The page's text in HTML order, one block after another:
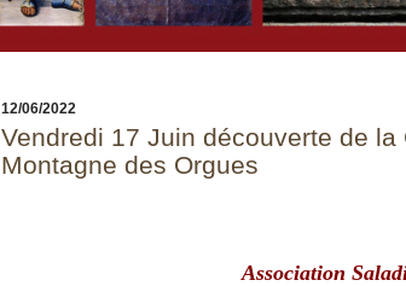
12/06/2022
Vendredi 17 Juin découverte de
Montagne des Orgues
Association